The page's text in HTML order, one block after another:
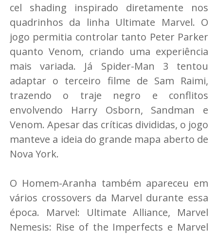
cel shading inspirado diretamente nos
quadrinhos da linha Ultimate Marvel. O
jogo permitia controlar tanto Peter Parker
quanto Venom, criando uma experiência
mais variada. Já Spider-Man 3 tentou
adaptar o terceiro filme de Sam Raimi,
trazendo o traje negro e conflitos
envolvendo Harry Osborn, Sandman e
Venom. Apesar das críticas divididas, o jogo
manteve a ideia do grande mapa aberto de
Nova York.
O Homem-Aranha também apareceu em
vários crossovers da Marvel durante essa
época. Marvel: Ultimate Alliance, Marvel
Nemesis: Rise of the Imperfects e Marvel